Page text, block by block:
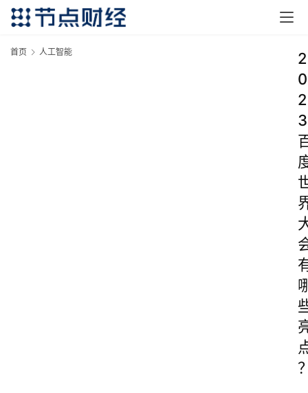
首页 人工智能
2
0
2
3